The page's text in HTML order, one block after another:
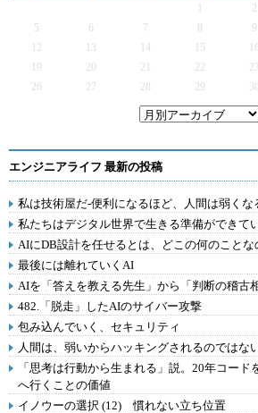
2
5
6 7 9
12
13 14 15 16
19
20 21 22 23
26
27 28 29 30
エンジニアライフ 最新の投稿
私は技術屋だ-便利になるほど、人間は弱くな
私たちはデジタル世界で生きる準備ができて
AIにDB設計を任せるとは、どこの何のことな
最後には離れていくAI
AIを「答えを教える先生」から「判断の稽古
482.「脱走」したAIのサイバー攻撃
包み込んでいく、セキュリティ
人間は、弱いからハッキングされるのではな
「思考は行動から生まれる」説。20年コー
へ行くことの価値
イノウーの選択 (12) 慣れない立ち位置